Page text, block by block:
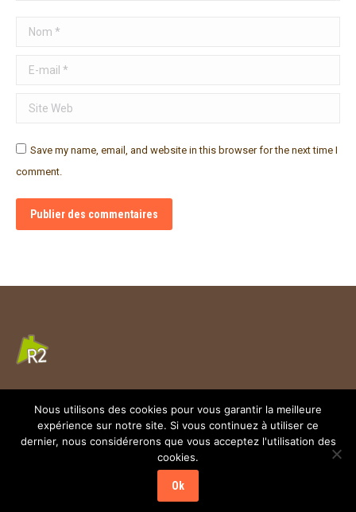
Nom *
E-mail *
Site Web
Save my name, email, and website in this browser for the next time I
comment.
Publier des commentaires
NOM : Rémi VITTOZ Téléphone : 06 20 86 91 73
Trouvez nous sur :
Facebook
Mail
Nous utilisons des cookies pour vous garantir la meilleure
expérience sur notre site. Si vous continuez à utiliser ce
dernier, nous considérerons que vous acceptez l'utilisation des
cookies.
Ok